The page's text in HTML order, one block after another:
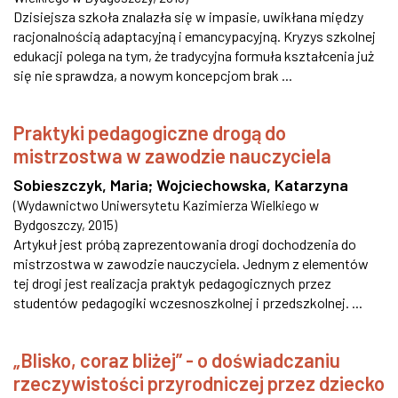
Dzisiejsza szkoła znalazła się w impasie, uwikłana między
racjonalnością adaptacyjną i emancypacyjną. Kryzys szkolnej
edukacji polega na tym, że tradycyjna formuła kształcenia już
się nie sprawdza, a nowym koncepcjom brak ...
Praktyki pedagogiczne drogą do
mistrzostwa w zawodzie nauczyciela
Sobieszczyk, Maria; Wojciechowska, Katarzyna
(Wydawnictwo Uniwersytetu Kazimierza Wielkiego w
Bydgoszczy, 2015)
Artykuł jest próbą zaprezentowania drogi dochodzenia do
mistrzostwa w zawodzie nauczyciela. Jednym z elementów
tej drogi jest realizacja praktyk pedagogicznych przez
studentów pedagogiki wczesnoszkolnej i przedszkolnej. ...
„Blisko, coraz bliżej” - o doświadczaniu
rzeczywistości przyrodniczej przez dziecko